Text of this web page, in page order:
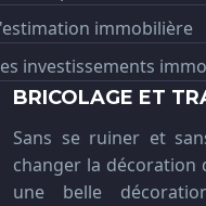
immobilière
investissements
BRICOLAGE ET
Sans se ruiner et
changer la décoration
une belle